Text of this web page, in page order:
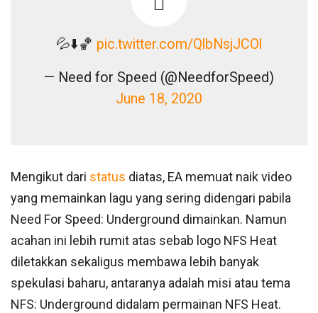
💦⬇️🏀 pic.twitter.com/QlbNsjJCOl
— Need for Speed (@NeedforSpeed)
June 18, 2020
Mengikut dari status diatas, EA memuat naik video
yang memainkan lagu yang sering didengari pabila
Need For Speed: Underground dimainkan. Namun
acahan ini lebih rumit atas sebab logo NFS Heat
diletakkan sekaligus membawa lebih banyak
spekulasi baharu, antaranya adalah misi atau tema
NFS: Underground didalam permainan NFS Heat.